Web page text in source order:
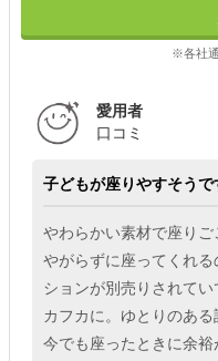
※各社
愛用者
口コミ
子どもが座りやすそうで
やわらかい素材で座り
やがらずに座ってくれ
ションが別売りされて
カフカに。ゆとりのあ
今でも座ったときに余